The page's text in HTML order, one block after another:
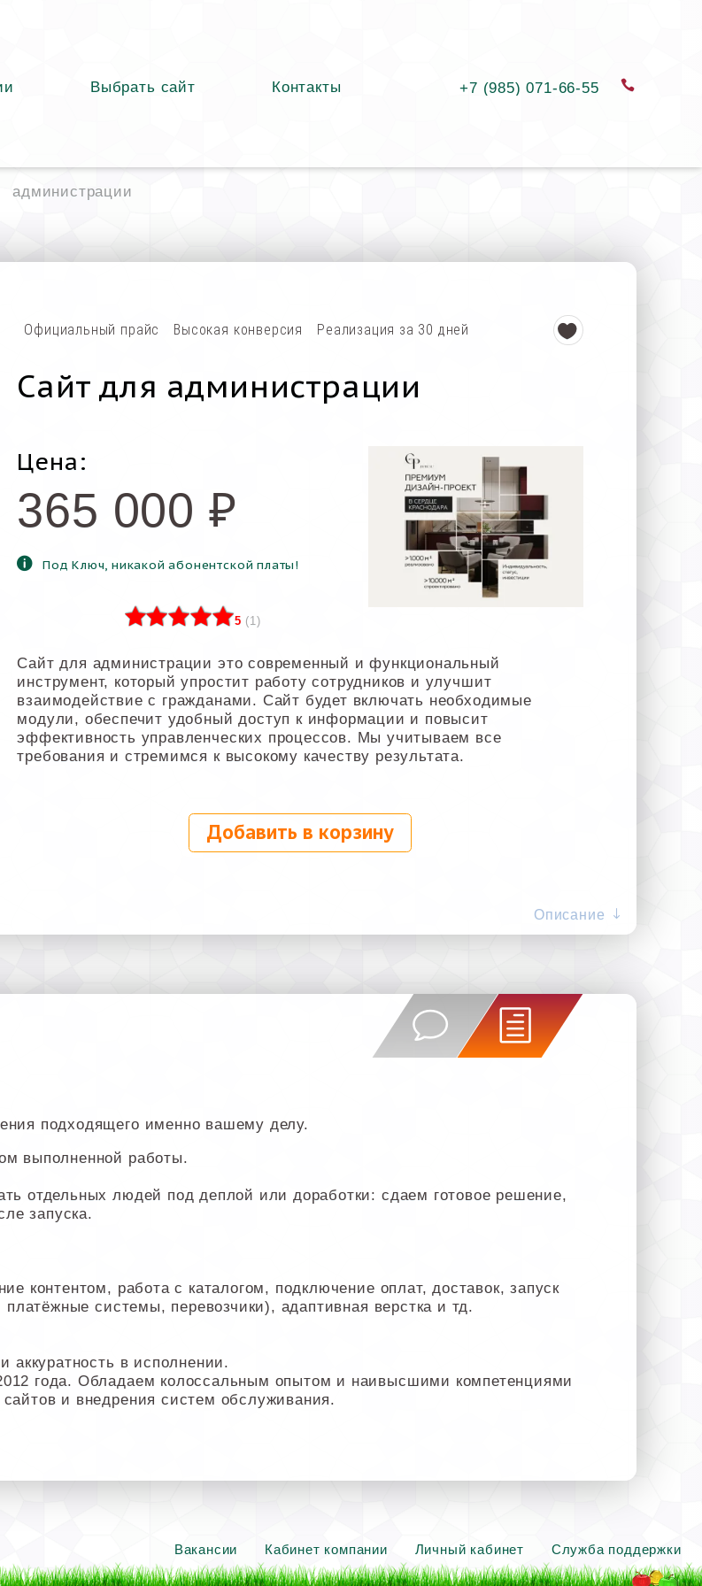
Выбрать сайт Контакты +7 (985) 071-66-55
администрации
Официальный прайс Высокая конверсия Реализация за 30 дней
Сайт для администрации
Цена:
365 000 ₽
Под Ключ, никакой абонентской платы!
5 (1)
Сайт для администрации это современный и функциональный
инструмент, который упростит работу сотрудников и улучшит
взаимодействие с гражданами. Сайт будет включать необходимые
модули, обеспечит удобный доступ к информации и повысит
эффективность управленческих процессов. Мы учитываем все
требования и стремимся к высокому качеству результата.
Добавить в корзину
Описание
подходящего именно вашему делу.
выполненной работы.
отдельных людей под деплой или доработки: сдаем готовое решение,
запуска.
контентом, работа с каталогом, подключение оплат, доставок, запуск
системы, перевозчики), адаптивная верстка и тд.
аккуратность в исполнении.
года. Обладаем колоссальным опытом и наивысшими компетенциями
и внедрения систем обслуживания.
Вакансии Кабинет компании Личный кабинет Служба поддержки